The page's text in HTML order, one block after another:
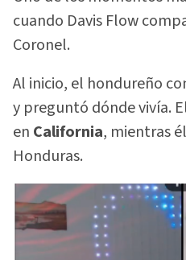
cuando Davis Flow
Coronel.
Al inicio, el hondureño
y preguntó dónde vivía.
en California, mientras
Honduras.